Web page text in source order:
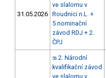
31.05.2026
ve slalomu v
Roudnici n.L. +
5.nominační
závod RDJ + 2.
ČPJ
56 2. Národní
kvalifikační závod
ve slalomu v